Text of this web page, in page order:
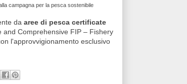
campagna per la pesca sostenibile
da aree di pesca certificate
Comprehensive FIP – Fishery
l'approvvigionamento esclusivo